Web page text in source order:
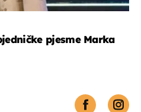
pjesme Marka